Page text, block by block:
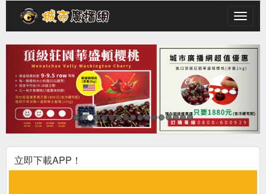
‹ ›
立即下載APP！